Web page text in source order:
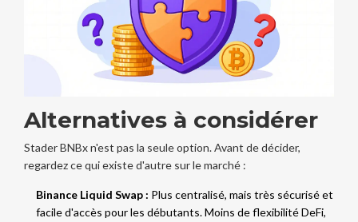
Alternatives à considérer
Stader BNBx n'est pas la seule option. Avant de décider,
regardez ce qui existe d'autre sur le marché :
Binance Liquid Swap : Plus centralisé, mais très sécurisé et
facile d'accès pour les débutants. Moins de flexibilité DeFi,